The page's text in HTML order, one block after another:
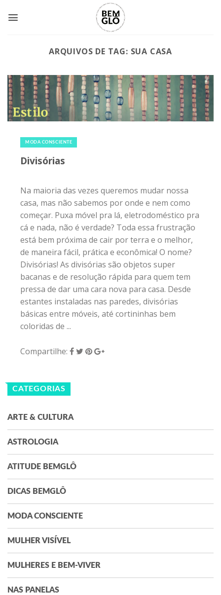
ARQUIVOS DE TAG: SUA CASA
MODA CONSCIENTE
Divisórias
Na maioria das vezes queremos mudar nossa
casa, mas não sabemos por onde e nem como
começar. Puxa móvel pra lá, eletrodoméstico pra
cá e nada, não é verdade? Toda essa frustração
está bem próxima de cair por terra e o melhor,
de maneira fácil, prática e econômica! O nome?
Divisórias! As divisórias são objetos super
bacanas e de resolução rápida para quem tem
pressa de dar uma cara nova para casa. Desde
estantes instaladas nas paredes, divisórias
básicas entre móveis, até cortininhas bem
coloridas de ...
Compartilhe:
CATEGORIAS
ARTE & CULTURA
ASTROLOGIA
ATITUDE BEMGLÔ
DICAS BEMGLÔ
MODA CONSCIENTE
MULHER VISÍVEL
MULHERES E BEM-VIVER
NAS PANELAS